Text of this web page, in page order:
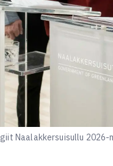
Naalakkersuisullu